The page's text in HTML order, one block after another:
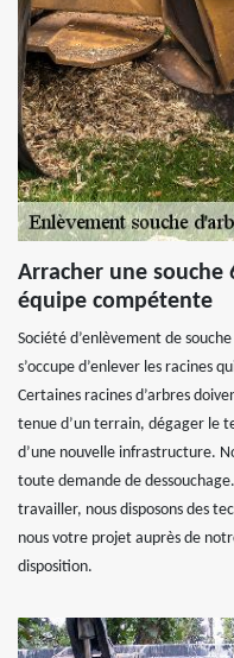
Arracher une souche
équipe compétente
Société d’enlèvement de
s’occupe d’enlever les racines
Certaines racines d’arbres
tenue d’un terrain, dégager le
d’une nouvelle infrastructure.
toute demande de
travailler, nous disposons des
nous votre projet auprès de
disposition.